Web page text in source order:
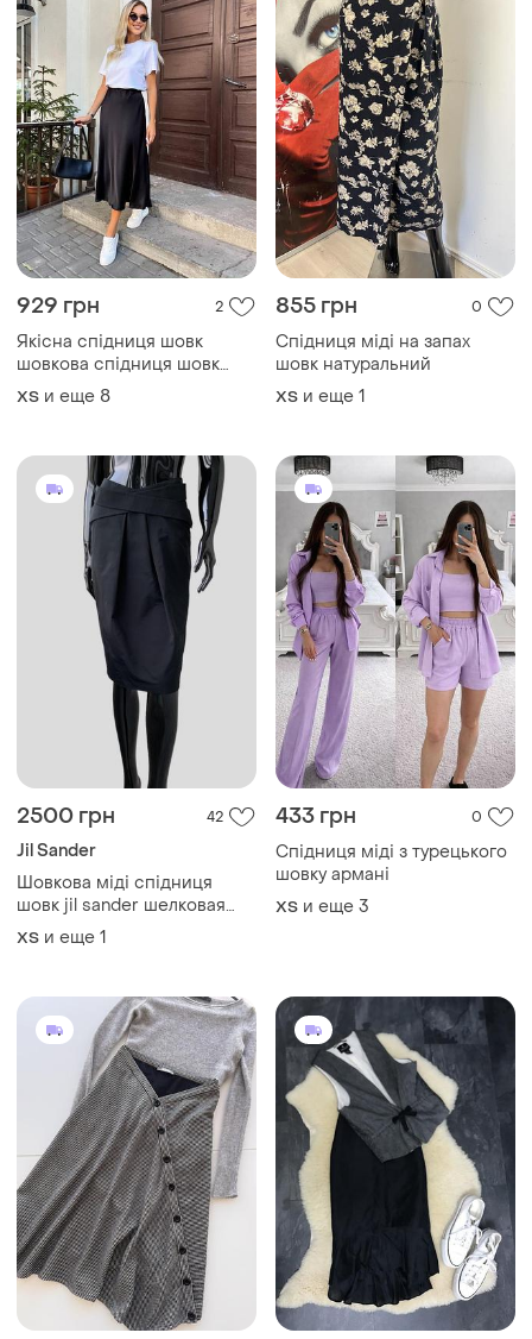
929 грн 2
Якісна спідниця шовк
шовкова спідниця шовк
шовкова юбка шовк чорна
спідниця шовк чорна
ХS и еще 8
855 грн 0
Спідниця міді на запах
шовк натуральний
ХS и еще 1
2500 грн 42
Jil Sander
Шовкова міді спідниця
шовк jil sander шелковая
миди юбка шелк
ХS и еще 1
433 грн 0
Спідниця міді з турецького
шовку армані
ХS и еще 3